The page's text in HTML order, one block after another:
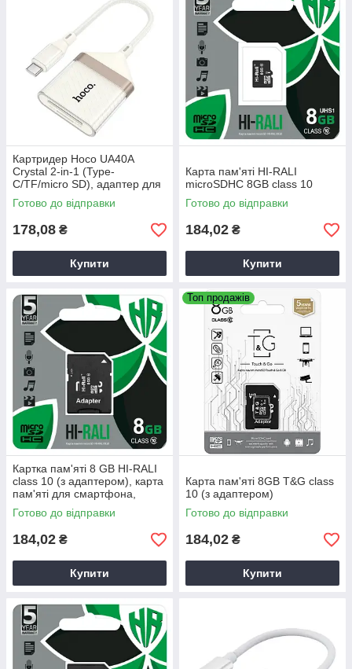
Картридер Hoco UA40A
Crystal 2-in-1 (Type-
C/TF/micro SD), адаптер для
micro SD карт
Готово до відправки
178,08 ₴
Купити
Карта пам'яті HI-RALI
microSDHC 8GB class 10
Готово до відправки
184,02 ₴
Купити
Картка пам'яті 8 GB HI-RALI
class 10 (з адаптером), карта
пам'яті для смартфона,
карта пам'яті 8GB
Готово до відправки
184,02 ₴
Купити
Топ продажів
Карта пам'яті 8GB T&G class
10 (з адаптером)
Готово до відправки
184,02 ₴
Купити